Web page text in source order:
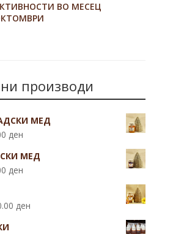
ВО МЕСЕЦ
производи
МЕД
ден
МЕД
ден
ден